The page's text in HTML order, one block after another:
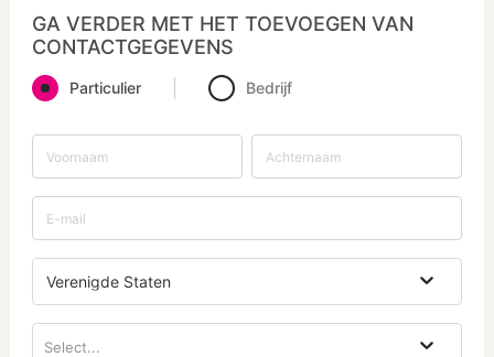
GA VERDER MET HET TOEVOEGEN VAN
CONTACTGEGEVENS
Particulier Bedrijf
Verenigde Staten
Select...